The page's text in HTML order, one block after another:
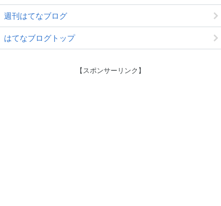
週刊はてなブログ
はてなブログトップ
【スポンサーリンク】